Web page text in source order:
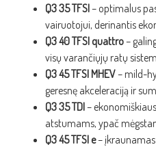
Q3 35 TFSI– optimalus
vairuotojui, derinantis
Q3 40 TFSI quattro–
visų varančiųjų ratų
Q3 45 TFSI MHEV– mild-
geresnę akceleraciją ir
Q3 35 TDI–
atstumams, ypač
Q3 45 TFSI e– įkraunamas